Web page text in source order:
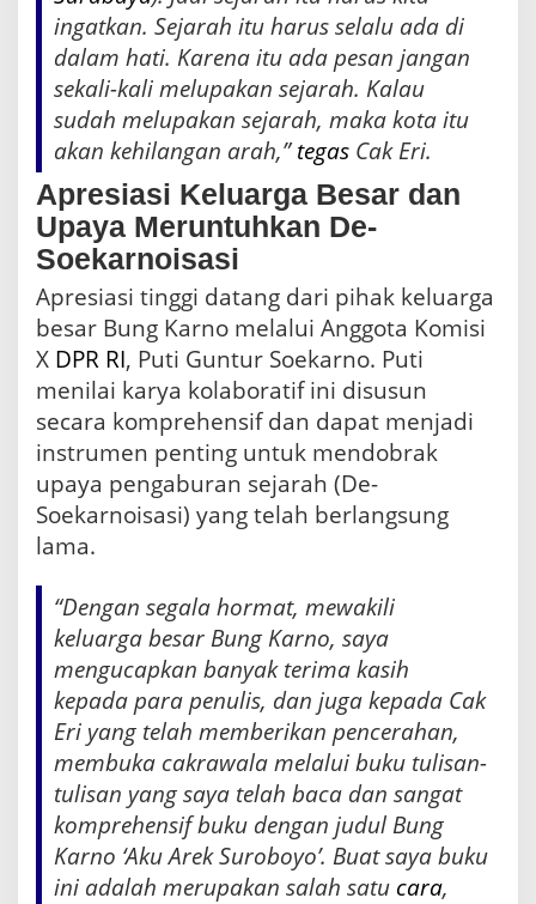
ingatkan. Sejarah itu harus selalu ada di
dalam hati. Karena itu ada pesan jangan
sekali-kali melupakan sejarah. Kalau
sudah melupakan sejarah, maka kota itu
akan kehilangan arah,”tegas Cak Eri.
Apresiasi Keluarga Besar dan
Upaya Meruntuhkan De-
Soekarnoisasi
Apresiasi tinggi datang dari pihak keluarga
besar Bung Karno melalui Anggota Komisi
X DPR RI, Puti Guntur Soekarno. Puti
menilai karya kolaboratif ini disusun
secara komprehensif dan dapat menjadi
instrumen penting untuk mendobrak
upaya pengaburan sejarah (De-
Soekarnoisasi) yang telah berlangsung
lama.
“Dengan segala hormat, mewakili
keluarga besar Bung Karno, saya
mengucapkan banyak terima kasih
kepada para penulis, dan juga kepada Cak
Eri yang telah memberikan pencerahan,
membuka cakrawala melalui buku tulisan-
tulisan yang saya telah baca dan sangat
komprehensif buku dengan judul Bung
Karno ‘Aku Arek Suroboyo’. Buat saya buku
ini adalah merupakan salah satu cara,